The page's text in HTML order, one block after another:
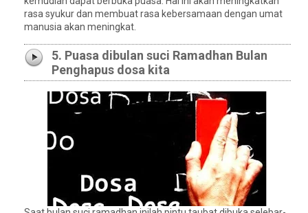
rasa syukur dan membuat rasa kebersamaan dengan umat
manusia akan meningkat.
5. Puasa dibulan suci Ramadhan Bulan
Penghapus dosa kita